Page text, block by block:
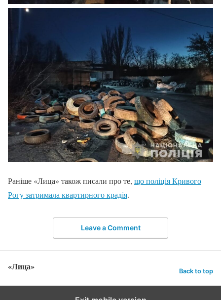
Раніше «Лица» також писали про те, що поліція Кривого
Рогу затримала квартирного крадія.
Leave a Comment
«Лица» Back to top